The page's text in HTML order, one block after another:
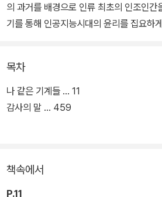
의 과거를 배경으로 인류 최초의 인조인간
기를 통해 인공지능시대의 윤리를 집요하
지하며 되는대로 살아가던 청년 찰리는 어
에 쥐자 때마침 시장에 출하된 인류 최초의
다. 아담은 피는 흐르지 않지만 심장이 뛰
목소리 또한 내장 스피커가 아닌 호흡, 혀,
고 섹스도 가능하다. 작동을 시작한 뒤 제
목차
나 같은 기계들 … 11
감사의 말 … 459
책속에서
P.11